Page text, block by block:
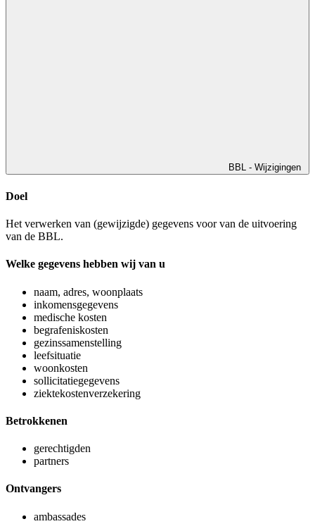
BBL - Wijzigingen
Doel
Het verwerken van (gewijzigde) gegevens voor van de uitvoering
van de BBL.
Welke gegevens hebben wij van u
naam, adres, woonplaats
inkomensgegevens
medische kosten
begrafeniskosten
gezinssamenstelling
leefsituatie
woonkosten
sollicitatiegegevens
ziektekostenverzekering
Betrokkenen
gerechtigden
partners
Ontvangers
ambassades